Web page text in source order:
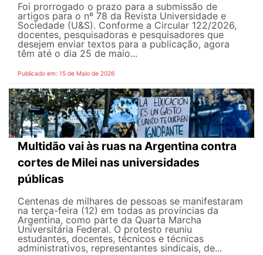
Foi prorrogado o prazo para a submissão de
artigos para o nº 78 da Revista Universidade e
Sociedade (U&S). Conforme a Circular 122/2026,
docentes, pesquisadoras e pesquisadores que
desejem enviar textos para a publicação, agora
têm até o dia 25 de maio...
Publicado em: 15 de Maio de 2026
Multidão vai às ruas na Argentina contra
cortes de Milei nas universidades
públicas
Centenas de milhares de pessoas se manifestaram
na terça-feira (12) em todas as províncias da
Argentina, como parte da Quarta Marcha
Universitária Federal. O protesto reuniu
estudantes, docentes, técnicos e técnicas
administrativos, representantes sindicais, de...